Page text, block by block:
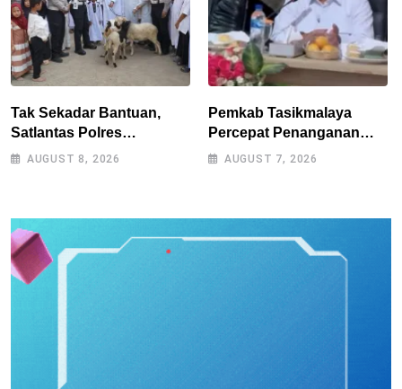
Tak Sekadar Bantuan,
Satlantas Polres
Tasikmalaya Dorong
AUGUST 8, 2026
Pemkab Tasikmalaya
Percepat Penanganan
Kekeringan, Sumur Bor
AUGUST 7, 2026